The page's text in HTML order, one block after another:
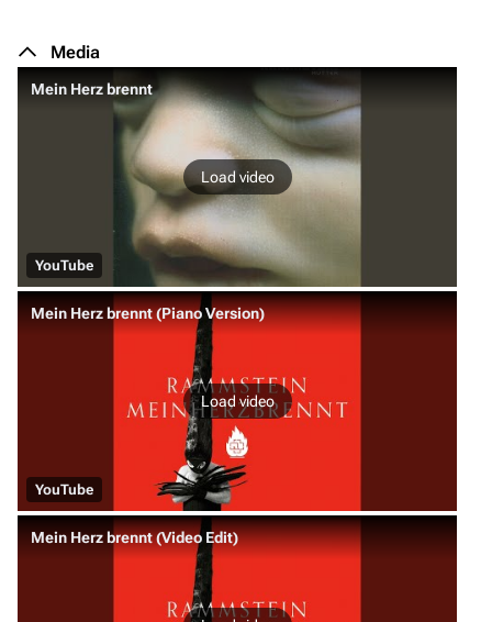
Media
Mein Herz brennt
Load video
YouTube
Mein Herz brennt (Piano Version)
Load video
YouTube
Mein Herz brennt (Video Edit)